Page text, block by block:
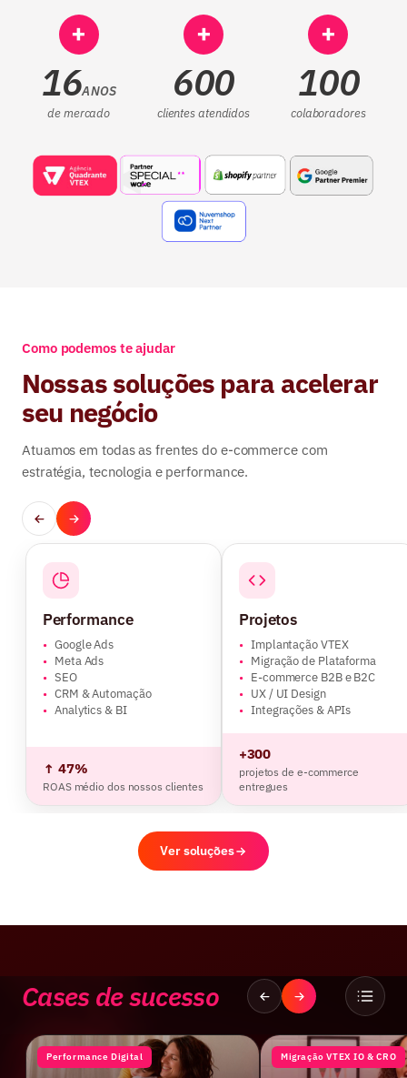
+
16ANOS
de mercado
+
600
clientes atendidos
+
100
colaboradores
Como podemos te ajudar
Nossas soluções para acelerar
seu negócio
Atuamos em todas as frentes do e-commerce com
estratégia, tecnologia e performance.
Performance
• Google Ads
• Meta Ads
• SEO
• CRM & Automação
• Analytics & BI
↑ 47%
ROAS médio dos nossos clientes
Projetos
• Implantação VTEX
• Migração de Plataforma
• E-commerce B2B e B2C
• UX / UI Design
• Integrações & APIs
+300
projetos de e-commerce
entregues
Ver soluções
Cases de sucesso
Performance Digital Migração VTEX IO & CRO